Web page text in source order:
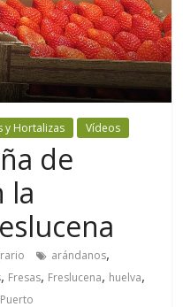
y Hortalizas Vídeos
de
la
arándanos,
, Fresas, Freslucena, huelva,